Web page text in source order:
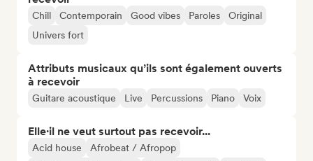
Chill Contemporain Good vibes Paroles
Original
Univers fort
Attributs musicaux qu’ils sont également ouverts
à recevoir
Guitare acoustique Live Percussions Piano Voix
Elle·il ne veut surtout pas recevoir...
Acid house
Afrobeat / Afropop